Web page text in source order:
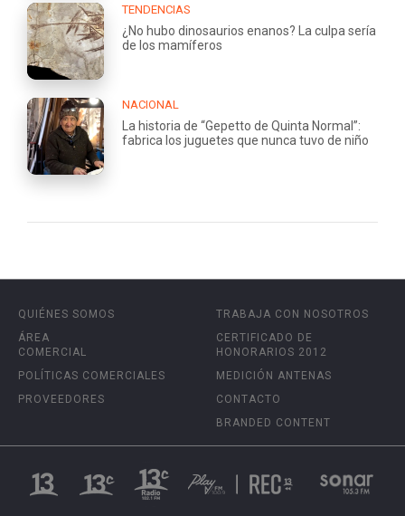
TENDENCIAS
¿No hubo dinosaurios enanos? La culpa sería
de los mamíferos
NACIONAL
La historia de “Gepetto de Quinta Normal”:
fabrica los juguetes que nunca tuvo de niño
QUIÉNES SOMOS
ÁREA
COMERCIAL
POLÍTICAS COMERCIALES
PROVEEDORES
TRABAJA CON NOSOTROS
CERTIFICADO DE
HONORARIOS 2012
MEDICIÓN ANTENAS
CONTACTO
BRANDED CONTENT